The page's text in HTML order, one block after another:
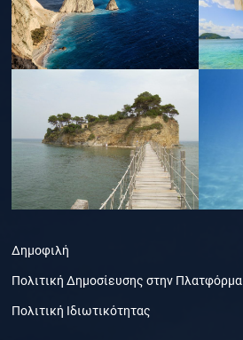
Δημοφιλή
Πολιτική Δημοσίευσης στην Πλατφόρμα
Πολιτική Ιδιωτικότητας